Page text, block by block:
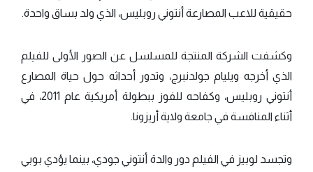
حقيقية للاعب المصارعة أنتوني روبليس، الذي ولد بساق واحدة.
وكشفت الشركة المنتجة للمسلسل عن الصور الأولى للفيلم
الذي أخرجه ويليام جولدنبرج، وتدور أحداثه حول حياة المصارع
أنتوني روبليس، وكفاحه للفوز ببطولة أمريكية عام 2011، في
أثناء المنافسة في جامعة ولاية أريزونا.
وتجسد لوبيز في الفيلم دور والدة أنتوني جودي، بينما يؤدي بوبي